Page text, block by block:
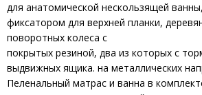
для анатомической нескользящей
фиксатором для верхней планки,
поворотных колеса с
покрытых резиной, два из которых с
выдвижных ящика. на металлических
Пеленальный матрас и ванна в